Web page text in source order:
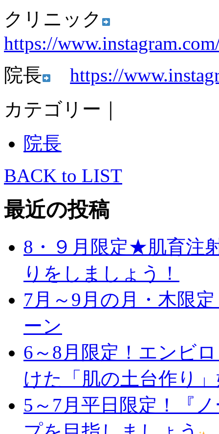
クリニック
https://
院長
https://
カテゴリー｜
院長
BACK to LIST
最近の投稿
8・９月限定★肌育注
りをしましょう！
7月～9月の月・木限
ーン
6～8月限定！エンビ
けた「肌の土台作り
5～7月平日限定！『